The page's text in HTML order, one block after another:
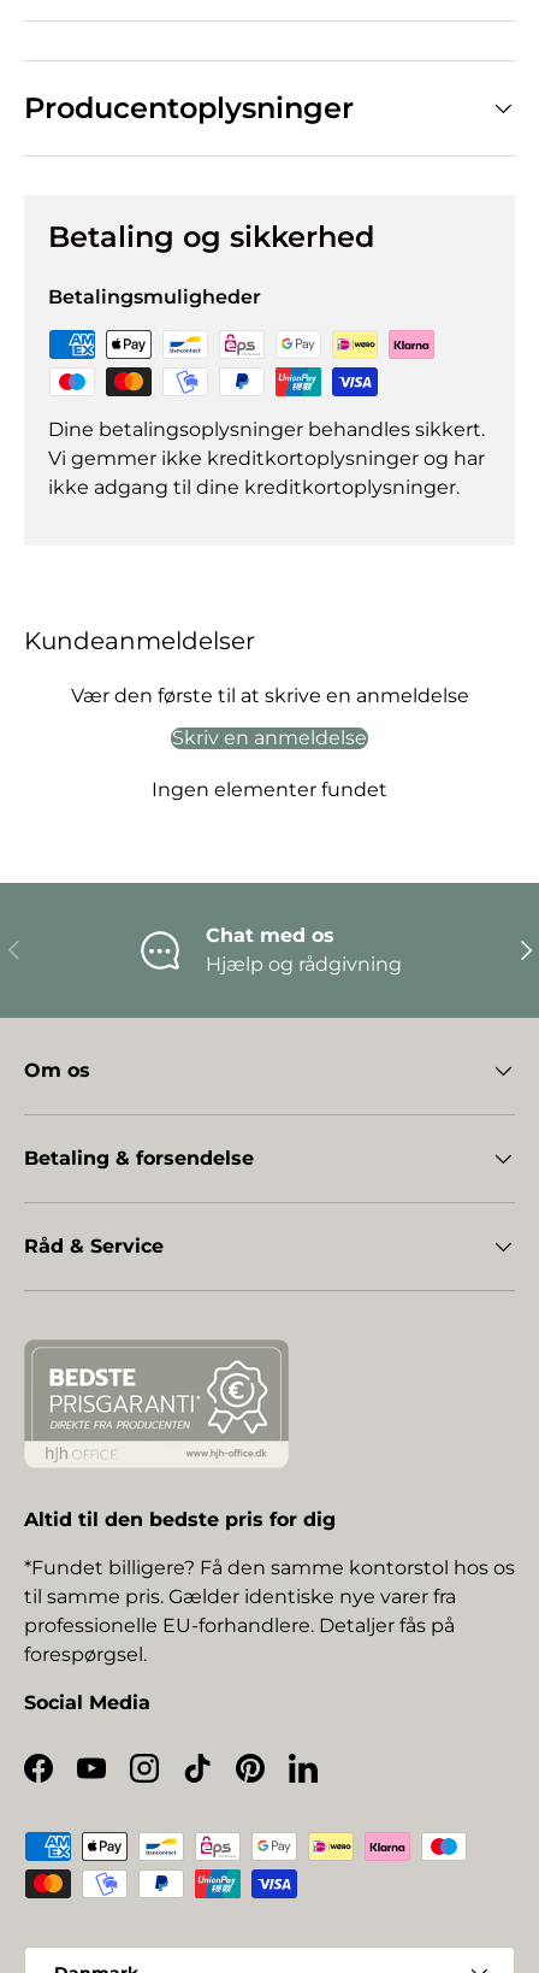
Producentoplysninger
Betaling og sikkerhed
Betalingsmuligheder
Dine betalingsoplysninger behandles sikkert.
Vi gemmer ikke kreditkortoplysninger og har
ikke adgang til dine kreditkortoplysninger.
Kundeanmeldelser
Vær den første til at skrive en anmeldelse
Skriv en anmeldelse
Ingen elementer fundet
Forrige
Chat med os
Hjælp og rådgivning
Om os
Betaling & forsendelse
Råd & Service
Altid til den bedste pris for dig
*Fundet billigere? Få den samme kontorstol hos os
til samme pris. Gælder identiske nye varer fra
professionelle EU-forhandlere. Detaljer fås på
forespørgsel.
Social Media
Facebook
YouTubeInstagram
TikTokPinterestLinkedIn
Betalingsmetoder